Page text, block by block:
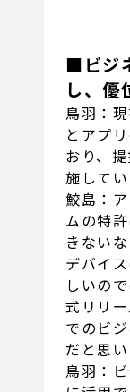
■ビジ
し、優
鳥羽：
とアプ
おり、
施してい
鮫島：
ムの特
きない
デバイ
しいの
式リリ
でのビ
だと思い
鳥羽：